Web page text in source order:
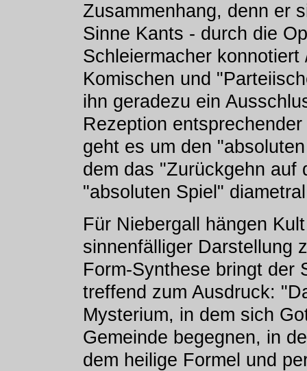
Zusammenhang, denn er
Sinne Kants - durch die
Schleiermacher
Komischen und
ihn geradezu ein
Rezeption
geht es um den
dem das "Zurückgehn auf
"absoluten Spiel"
Für Niebergall hängen
sinnenfälliger Darstellung
Form-Synthese bringt der
treffend zum Ausdruck:
Mysterium, in dem sich
Gemeinde begegnen, in
dem heilige Formel und